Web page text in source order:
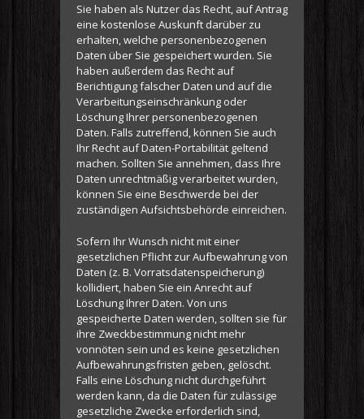
Sie haben als Nutzer das Recht, auf Antrag
eine kostenlose Auskunft darüber zu
erhalten, welche personenbezogenen
Daten über Sie gespeichert wurden. Sie
haben außerdem das Recht auf
Berichtigung falscher Daten und auf die
Verarbeitungseinschränkung oder
Löschung Ihrer personenbezogenen
Daten. Falls zutreffend, können Sie auch
Ihr Recht auf Daten-Portabilität geltend
machen. Sollten Sie annehmen, dass Ihre
Daten unrechtmäßig verarbeitet wurden,
können Sie eine Beschwerde bei der
zuständigen Aufsichtsbehörde einreichen.
Sofern Ihr Wunsch nicht mit einer
gesetzlichen Pflicht zur Aufbewahrung von
Daten (z. B. Vorratsdatenspeicherung)
kollidiert, haben Sie ein Anrecht auf
Löschung Ihrer Daten. Von uns
gespeicherte Daten werden, sollten sie für
ihre Zweckbestimmung nicht mehr
vonnöten sein und es keine gesetzlichen
Aufbewahrungsfristen geben, gelöscht.
Falls eine Löschung nicht durchgeführt
werden kann, da die Daten für zulässige
gesetzliche Zwecke erforderlich sind,